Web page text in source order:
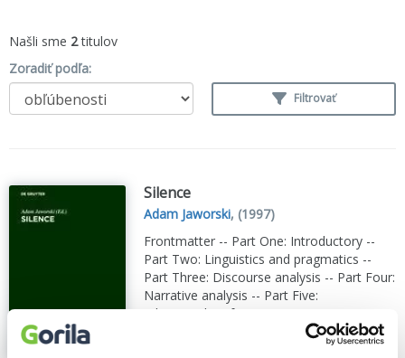
Našli sme 2titulov
Zoradiť podľa:
Filtrovať
Silence
Adam Jaworski, (1997)
Frontmatter -- Part One: Introductory --
Part Two: Linguistics and pragmatics --
Part Three: Discourse analysis -- Part Four:
Narrative analysis -- Part Five:
Ethnography of communication -- Part Six:
Cross-cultural communication -- Part